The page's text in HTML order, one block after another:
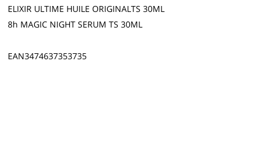
ELIXIR ULTIME HUILE ORIGINALTS 30ML
8h MAGIC NIGHT SERUM TS 30ML
EAN3474637353735